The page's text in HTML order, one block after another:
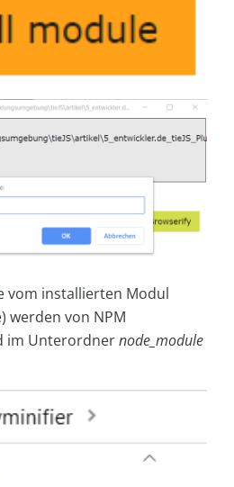
vom installierten Modul
werden von NPM
im Unterordnernode_module